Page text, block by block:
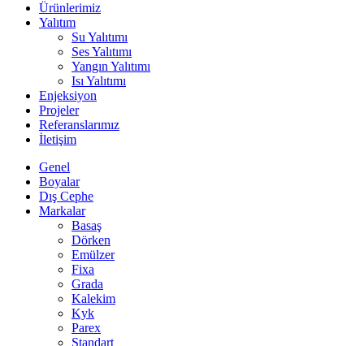
Ürünlerimiz
Yalıtım
Su Yalıtımı
Ses Yalıtımı
Yangın Yalıtımı
Isı Yalıtımı
Enjeksiyon
Projeler
Referanslarımız
İletişim
Genel
Boyalar
Dış Cephe
Markalar
Basaş
Dörken
Emülzer
Fixa
Grada
Kalekim
Kyk
Parex
Standart